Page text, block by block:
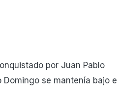
por Juan Pablo
se mantenía bajo el